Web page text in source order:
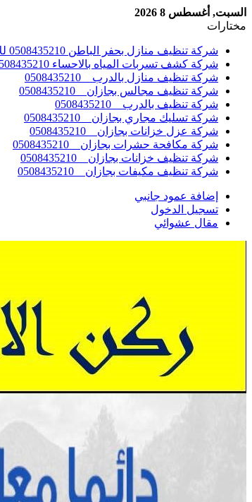
السبت, أغسطس 8 2026
مختارات
شركة تنظيف منازل بحفر الباطن 0508435210 للايجار
شركة كشف تسربات المياه بالاحساء 0508435210
شركة تنظيف منازل بالدرب _ 0508435210
شركة تنظيف مجالس بجازان _ 0508435210
شركة تنظيف بالدرب _ 0508435210
شركة تسليك مجاري بجازان _ 0508435210
شركة عزل خزانات بجازان _ 0508435210
شركة مكافحة حشرات بجازان _ 0508435210
شركة تنظيف خزانات بجازان _ 0508435210
شركة تنظيف مكيفات بجازان _ 0508435210
إضافة عمود جانبي
تسجيل الدخول
مقال عشوائي